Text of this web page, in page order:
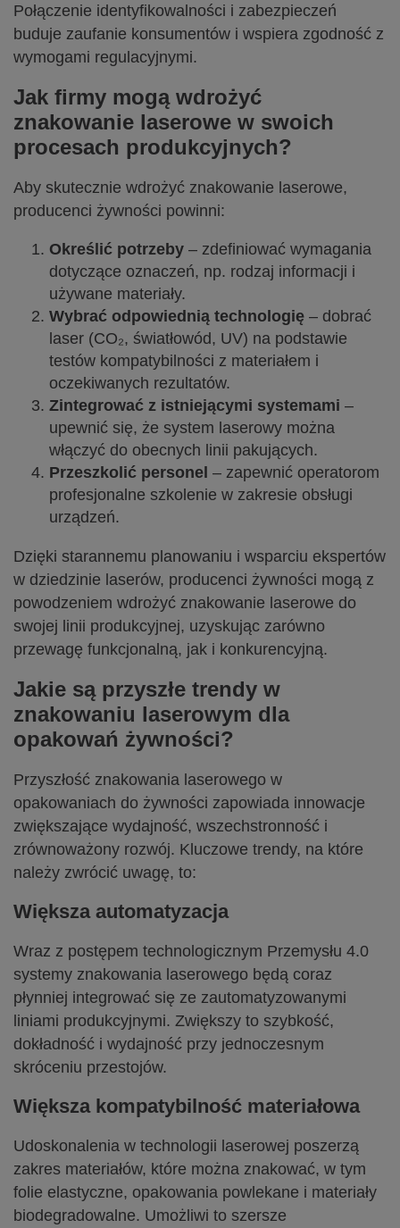
Połączenie identyfikowalności i zabezpieczeń
buduje zaufanie konsumentów i wspiera zgodność z
wymogami regulacyjnymi.
Jak firmy mogą wdrożyć
znakowanie laserowe w swoich
procesach produkcyjnych?
Aby skutecznie wdrożyć znakowanie laserowe,
producenci żywności powinni:
Określić potrzeby – zdefiniować wymagania
dotyczące oznaczeń, np. rodzaj informacji i
używane materiały.
Wybrać odpowiednią technologię – dobrać
laser (CO₂, światłowód, UV) na podstawie
testów kompatybilności z materiałem i
oczekiwanych rezultatów.
Zintegrować z istniejącymi systemami –
upewnić się, że system laserowy można
włączyć do obecnych linii pakujących.
Przeszkolić personel – zapewnić operatorom
profesjonalne szkolenie w zakresie obsługi
urządzeń.
Dzięki starannemu planowaniu i wsparciu ekspertów
w dziedzinie laserów, producenci żywności mogą z
powodzeniem wdrożyć znakowanie laserowe do
swojej linii produkcyjnej, uzyskując zarówno
przewagę funkcjonalną, jak i konkurencyjną.
Jakie są przyszłe trendy w
znakowaniu laserowym dla
opakowań żywności?
Przyszłość znakowania laserowego w
opakowaniach do żywności zapowiada innowacje
zwiększające wydajność, wszechstronność i
zrównoważony rozwój. Kluczowe trendy, na które
należy zwrócić uwagę, to:
Większa automatyzacja
Wraz z postępem technologicznym Przemysłu 4.0
systemy znakowania laserowego będą coraz
płynniej integrować się ze zautomatyzowanymi
liniami produkcyjnymi. Zwiększy to szybkość,
dokładność i wydajność przy jednoczesnym
skróceniu przestojów.
Większa kompatybilność materiałowa
Udoskonalenia w technologii laserowej poszerzą
zakres materiałów, które można znakować, w tym
folie elastyczne, opakowania powlekane i materiały
biodegradowalne. Umożliwi to szersze